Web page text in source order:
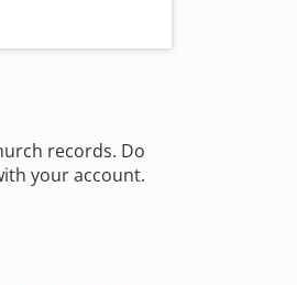
records. Do
your account.